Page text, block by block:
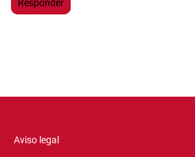
Responder
Aviso legal